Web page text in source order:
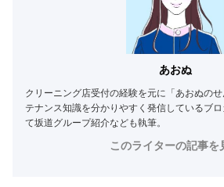
あおぬ
クリーニング店受付の経験を元に「あおぬの
テナンス知識を分かりやすく発信しているブ
て坂道グループ紹介なども執筆。
このライターの記事を